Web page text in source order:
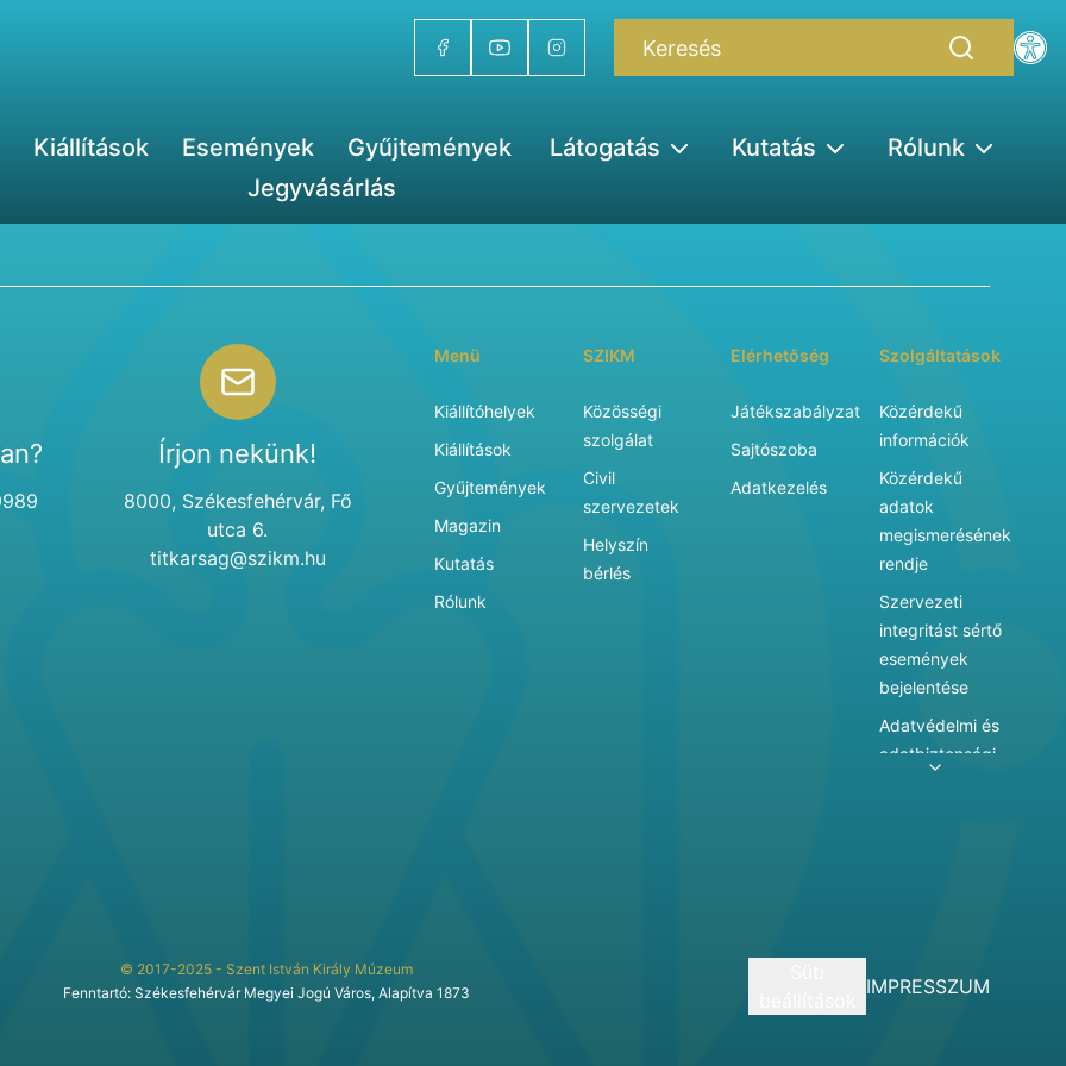
Kiállítások Események Gyűjtemények Látogatás Kutatás
Rólunk
Jegyvásárlás
Írjon nekünk!
8000, Székesfehérvár, Fő
utca 6.
titkarsag@szikm.hu
Menü
Kiállítóhelyek
Kiállítások
Gyűjtemények
Magazin
Kutatás
Rólunk
SZIKM
Közösségi
szolgálat
Civil
szervezetek
Helyszín
bérlés
Elérhetőség
Játékszabályzat
Sajtószoba
Adatkezelés
Szolgáltatások
Közérdekű
információk
Közérdekű
adatok
megismerésének
rendje
Szervezeti
integritást sértő
események
bejelentése
Adatvédelmi és
adatbiztonsági
szolgáltatásai
© 2017-2025 - Szent István Király Múzeum
Fenntartó: Székesfehérvár Megyei Jogú Város, Alapítva 1873
IMPRESSZUM